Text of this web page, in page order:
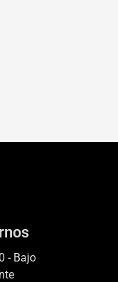
- Bajo